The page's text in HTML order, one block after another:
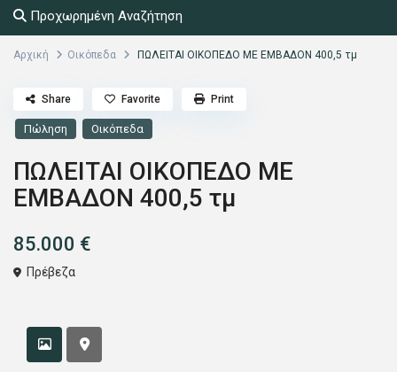
Προχωρημένη Αναζήτηση
Αρχική Οικόπεδα ΠΩΛΕΙΤΑΙ ΟΙΚΟΠΕΔΟ ΜΕ ΕΜΒΑΔΟΝ 400,5 τμ
Πώληση Οικόπεδα
ΠΩΛΕΙΤΑΙ ΟΙΚΟΠΕΔΟ ΜΕ
ΕΜΒΑΔΟΝ 400,5 τμ
85.000 €
Πρέβεζα
Share Favorite Print